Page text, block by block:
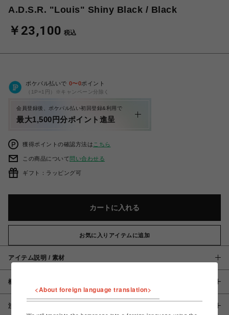
A.D.S.R. "Louis" Shiny Black / Black
￥23,100 税込
ポケパル払いで 0〜0ポイント
（1P=1円）※キャンペーン分除く
会員登録後、ポケパル払い初回登録&利用で
最大1,500円分ポイント進呈
獲得ポイントの確認方法は こちら
この商品について問い合わせる
ギフト：ラッピング可
カートに入れる
お気に入りアイテムに追加
アイテム説明 / 素材
概要
注意事項
<About foreign language translation>